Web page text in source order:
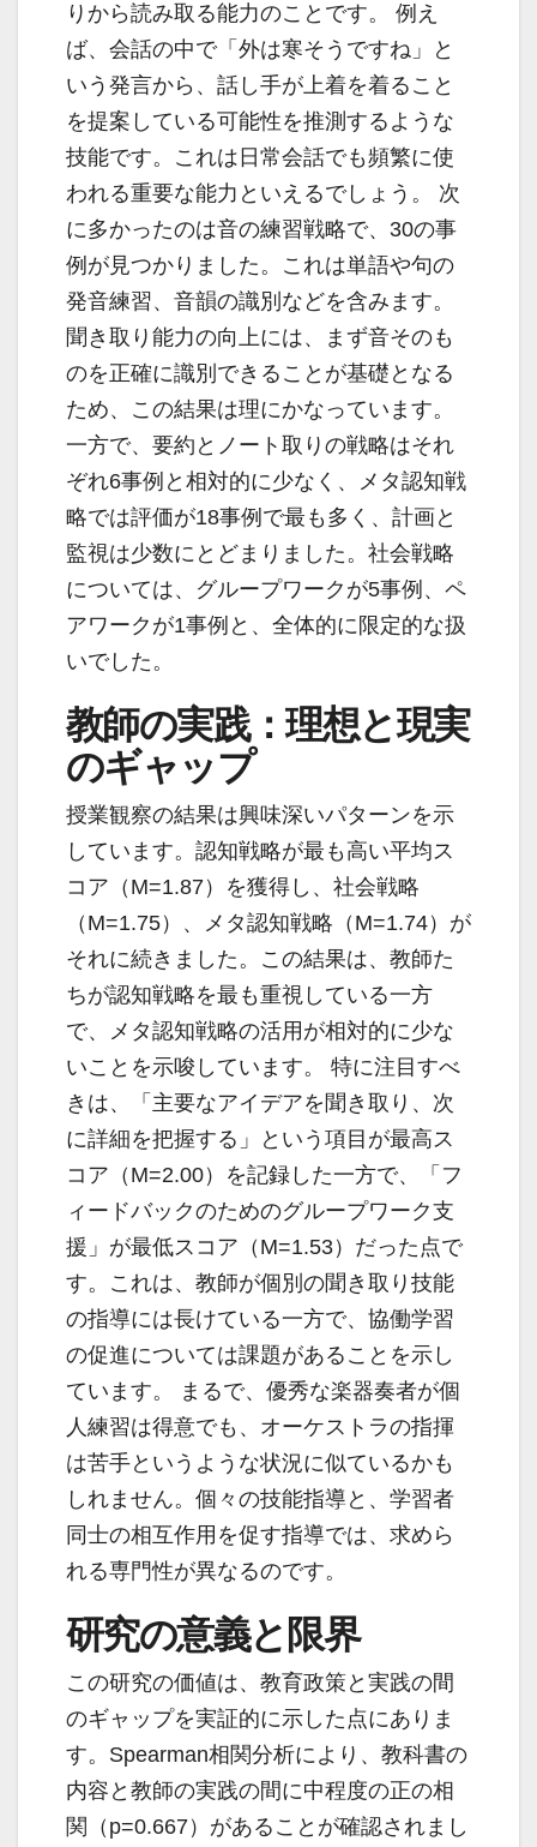
りから読み取る能力のことです。 例え
ば、会話の中で「外は寒そうですね」と
いう発言から、話し手が上着を着ること
を提案している可能性を推測するような
技能です。これは日常会話でも頻繁に使
われる重要な能力といえるでしょう。 次
に多かったのは音の練習戦略で、30の事
例が見つかりました。これは単語や句の
発音練習、音韻の識別などを含みます。
聞き取り能力の向上には、まず音そのも
のを正確に識別できることが基礎となる
ため、この結果は理にかなっています。
一方で、要約とノート取りの戦略はそれ
ぞれ6事例と相対的に少なく、メタ認知戦
略では評価が18事例で最も多く、計画と
監視は少数にとどまりました。社会戦略
については、グループワークが5事例、ペ
アワークが1事例と、全体的に限定的な扱
いでした。
教師の実践：理想と現実
のギャップ
授業観察の結果は興味深いパターンを示
しています。認知戦略が最も高い平均ス
コア（M=1.87）を獲得し、社会戦略
（M=1.75）、メタ認知戦略（M=1.74）が
それに続きました。この結果は、教師た
ちが認知戦略を最も重視している一方
で、メタ認知戦略の活用が相対的に少な
いことを示唆しています。 特に注目すべ
きは、「主要なアイデアを聞き取り、次
に詳細を把握する」という項目が最高ス
コア（M=2.00）を記録した一方で、「フ
ィードバックのためのグループワーク支
援」が最低スコア（M=1.53）だった点で
す。これは、教師が個別の聞き取り技能
の指導には長けている一方で、協働学習
の促進については課題があることを示し
ています。 まるで、優秀な楽器奏者が個
人練習は得意でも、オーケストラの指揮
は苦手というような状況に似ているかも
しれません。個々の技能指導と、学習者
同士の相互作用を促す指導では、求めら
れる専門性が異なるのです。
研究の意義と限界
この研究の価値は、教育政策と実践の間
のギャップを実証的に示した点にありま
す。Spearman相関分析により、教科書の
内容と教師の実践の間に中程度の正の相
関（p=0.667）があることが確認されまし